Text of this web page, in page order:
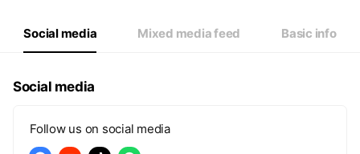
Social media Mixed media feed Basic info
Social media
Follow us on social media